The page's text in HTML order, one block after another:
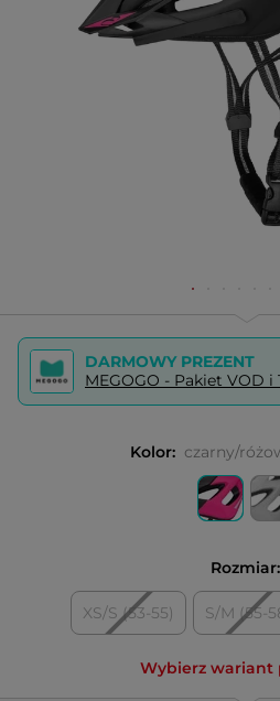
DARMOWY PREZENT
MEGOGO - Pakiet VOD i
Kolor: czarny/
Rozmiar:
XS/S (53-55) S/M (55-
Wybierz wariant